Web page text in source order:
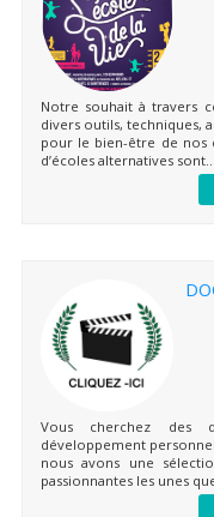
Notre souhait à travers
divers outils, techniques,
pour le bien-être de nos
d’écoles alternatives sont...
Vous cherchez des
développement
nous avons une
passionnantes les unes